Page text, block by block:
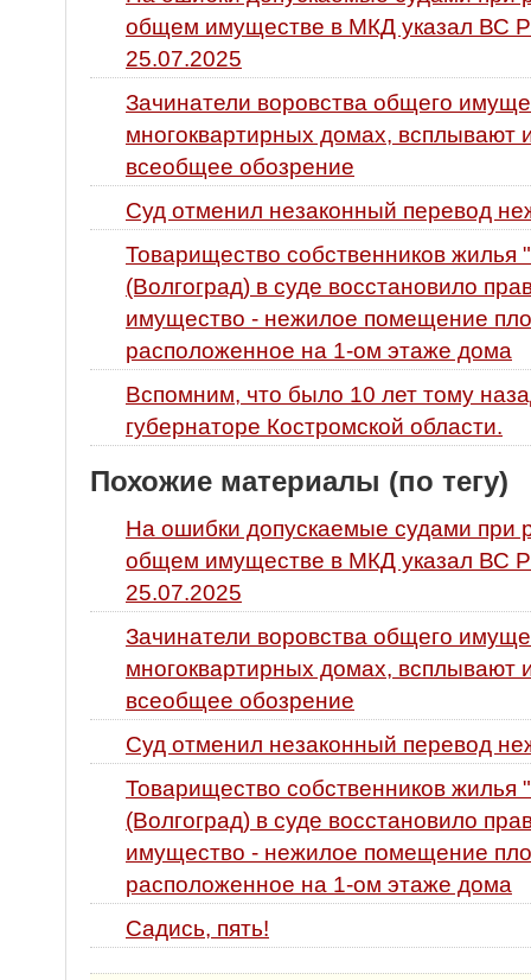
общем имуществе в МКД указал ВС
25.07.2025
Зачинатели воровства общего
многоквартирных домах, всплывают
всеобщее обозрение
Суд отменил незаконный перевод
Товарищество собственников жилья
(Волгоград) в суде восстановило
имущество - нежилое помещение
расположенное на 1-ом этаже дома
Вспомним, что было 10 лет тому
губернаторе Костромской области.
Похожие материалы (по тегу)
На ошибки допускаемые судами при
общем имуществе в МКД указал ВС
25.07.2025
Зачинатели воровства общего
многоквартирных домах, всплывают
всеобщее обозрение
Суд отменил незаконный перевод
Товарищество собственников жилья
(Волгоград) в суде восстановило
имущество - нежилое помещение
расположенное на 1-ом этаже дома
Садись, пять!